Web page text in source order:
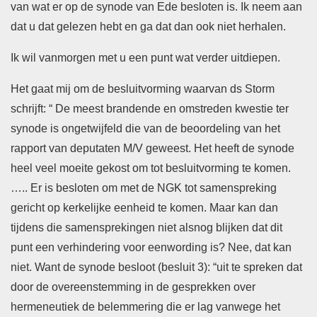
van wat er op de synode van Ede besloten is. Ik neem aan
dat u dat gelezen hebt en ga dat dan ook niet herhalen.
Ik wil vanmorgen met u een punt wat verder uitdiepen.
Het gaat mij om de besluitvorming waarvan ds Storm
schrijft: “ De meest brandende en omstreden kwestie ter
synode is ongetwijfeld die van de beoordeling van het
rapport van deputaten M/V geweest. Het heeft de synode
heel veel moeite gekost om tot besluitvorming te komen.
….. Er is besloten om met de NGK tot samenspreking
gericht op kerkelijke eenheid te komen. Maar kan dan
tijdens die samensprekingen niet alsnog blijken dat dit
punt een verhindering voor eenwording is? Nee, dat kan
niet. Want de synode besloot (besluit 3): “uit te spreken dat
door de overeenstemming in de gesprekken over
hermeneutiek de belemmering die er lag vanwege het